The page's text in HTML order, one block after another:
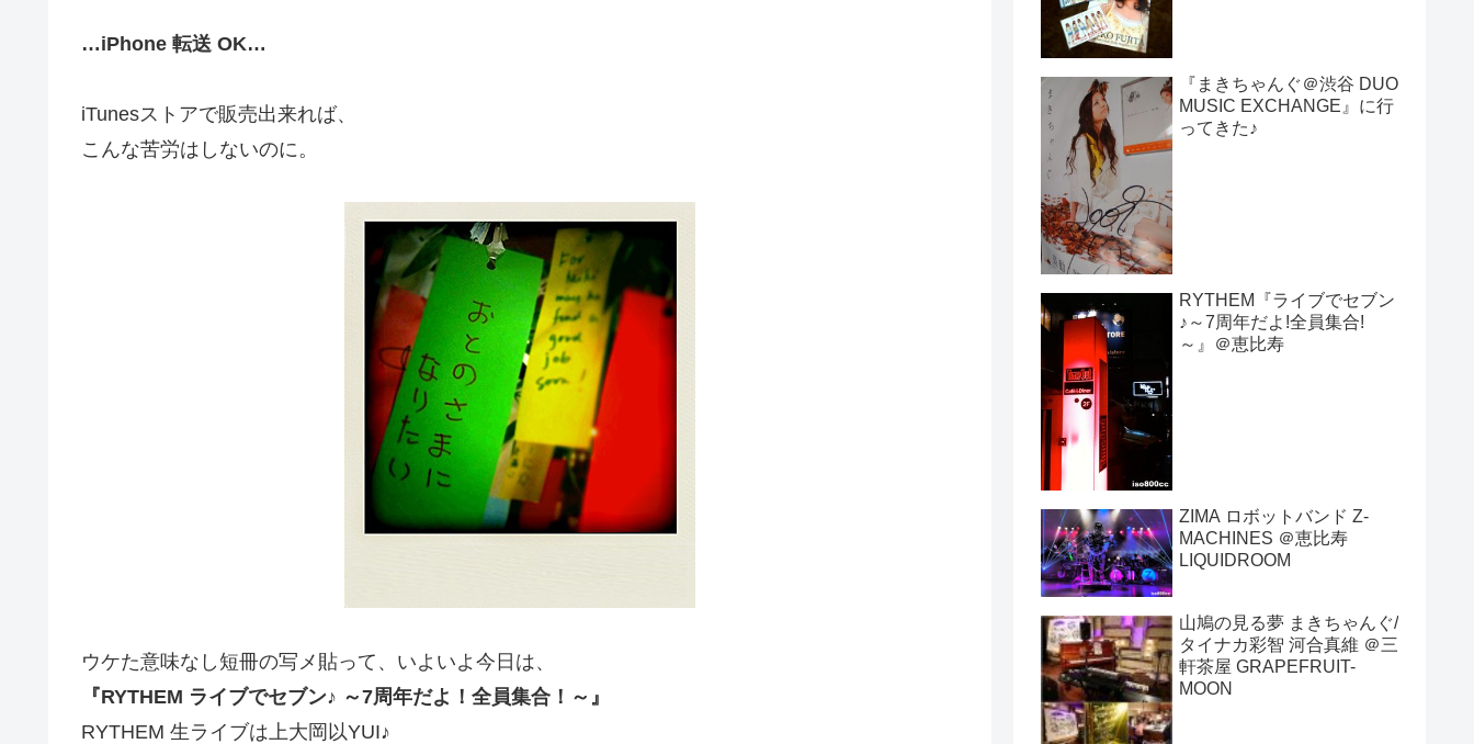
…iPhone 転送 OK…
iTunesストアで販売出来れば、
こんな苦労はしないのに。
ウケた意味なし短冊の写メ貼って、いよいよ今日は、
『RYTHEM ライブでセブン♪ ～7周年だよ！全員集合！～』
RYTHEM 生ライブは上大岡以YUI♪
『まきちゃんぐ＠渋谷 DUO
MUSIC EXCHANGE』に行
ってきた♪
RYTHEM『ライブでセブン
♪～7周年だよ!全員集合!
～』＠恵比寿
ZIMA ロボットバンド Z-
MACHINES ＠恵比寿
LIQUIDROOM
山鳩の見る夢 まきちゃんぐ/
タイナカ彩智 河合真維 ＠三
軒茶屋 GRAPEFRUIT-
MOON